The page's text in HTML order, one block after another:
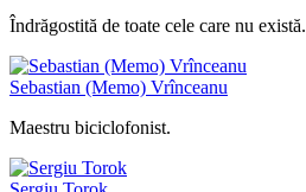
Îndrăgostită de toate cele care nu există.
Sebastian (Memo) Vrînceanu
Maestru biciclofonist.